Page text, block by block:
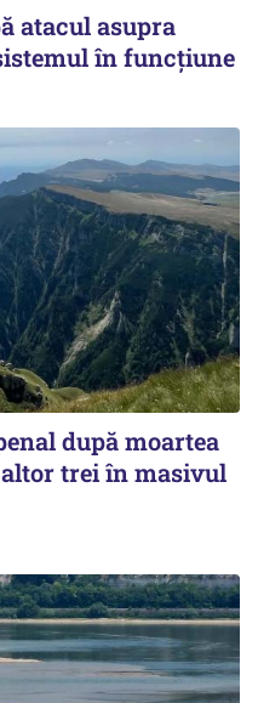
atacul asupra
în funcțiune
după moartea
trei în masivul